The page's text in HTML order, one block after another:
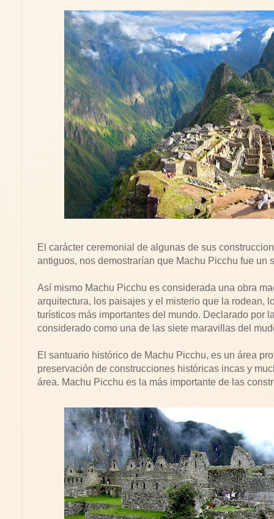
El carácter ceremonial de algunas de sus
antiguos, nos demostrarían que Machu Picchu fue un
Así mismo Machu Picchu es considerada una obra
arquitectura, los paisajes y el misterio que la rodean,
turísticos más importantes del mundo. Declarado por
considerado como una de las siete maravillas del
El santuario histórico de Machu Picchu, es un área
preservación de construcciones históricas incas y
área. Machu Picchu es la más importante de las